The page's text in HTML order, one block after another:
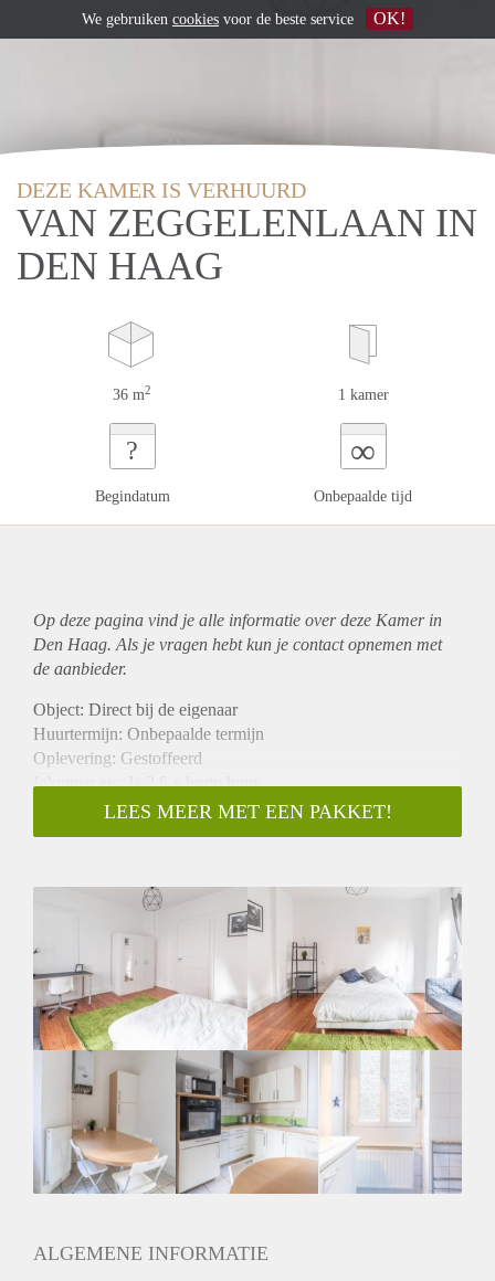
DEZE KAMER IS VERHUURD
VAN ZEGGELENLAAN IN
DEN HAAG
36 m2 1 kamer
?
Begindatum
∞
Onbepaalde tijd
Op deze pagina vind je alle informatie over deze Kamer in
Den Haag. Als je vragen hebt kun je contact opnemen met
de aanbieder.
Object: Direct bij de eigenaar
Huurtermijn: Onbepaalde termijn
Oplevering: Gestoffeerd
Inkomen eis: Ja 2,6 x bruto huur
Garantiestelling mogelijk: Ja
Borg: 1 maand
Gedeelde keuken: Nee
Gedeelde woonkamer: Nee
Huisgenoten: Nee
Geslacht huisgenoten: N.v.t.
LEES MEER MET EEN PAKKET!
ALGEMENE INFORMATIE
We gebruiken cookies voor de beste service OK!